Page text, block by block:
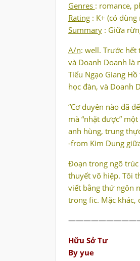
Genres : romance,
Rating : K+ (có
Summary : Giữa
A/n: well. Trước hết
và Doanh Doanh là
Tiếu Ngạo Giang
học đàn, và Doanh
“Cơ duyên nào đã
mà “nhặt được”
anh hùng, trung
-from Kim Dung
Đoạn trong ngõ
thuyết võ hiệp. Tôi
viết bằng thứ ngôn
trong fic. Mặc
Hữu Sở Tư
By yue